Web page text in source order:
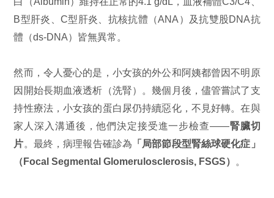
B型肝炎、C型肝炎、抗核抗體（ANA）及抗雙股DNA抗
體（ds-DNA）皆無異常。
然而，令人憂心的是，小女孩的外公和阿姨都曾因不明原
因開始長期血液透析（洗腎）。幾個月後，儘管嘗試了支
持性療法，小女孩的蛋白尿仍持續惡化，不見好轉。在與
家人深入溝通後，他們決定接受進一步檢查——腎臟切
片。最終，病理報告確診為 「局部節段型腎絲球硬化症」
（Focal Segmental Glomerulosclerosis, FSGS） 。